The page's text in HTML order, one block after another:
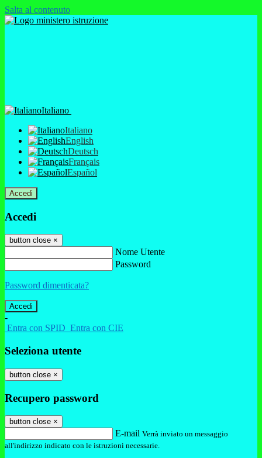
Salta al contenuto
Italiano
Italiano
English
Deutsch
Français
Español
Accedi
Accedi
button close ×
Nome Utente
Password
Password dimenticata?
-
Entra con SPID Entra con CIE
Seleziona utente
button close ×
Recupero password
button close ×
E-mail Verrà inviato un messaggio
all'indirizzo indicato con le istruzioni necessarie.